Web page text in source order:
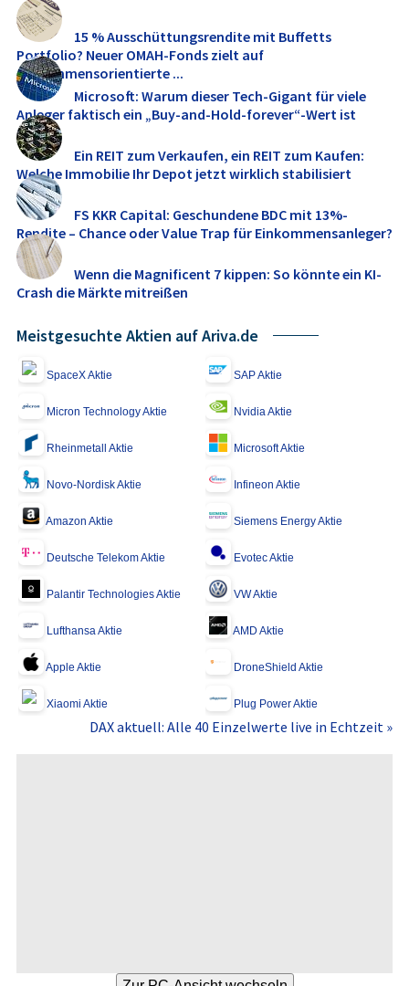
15 % Ausschüttungsrendite mit Buffetts
Portfolio? Neuer OMAH-Fonds zielt auf
einkommensorientierte ...
Microsoft: Warum dieser Tech-Gigant für viele
Anleger faktisch ein „Buy-and-Hold-forever“-Wert ist
Ein REIT zum Verkaufen, ein REIT zum Kaufen:
Welche Immobilie Ihr Depot jetzt wirklich stabilisiert
FS KKR Capital: Geschundene BDC mit 13%-
Rendite – Chance oder Value Trap für Einkommensanleger?
Wenn die Magnificent 7 kippen: So könnte ein KI-
Crash die Märkte mitreißen
Meistgesuchte Aktien auf Ariva.de
SpaceX Aktie SAP Aktie
Micron Technology Aktie Nvidia Aktie
Rheinmetall Aktie Microsoft Aktie
Novo-Nordisk Aktie Infineon Aktie
Amazon Aktie Siemens Energy Aktie
Deutsche Telekom Aktie Evotec Aktie
Palantir Technologies Aktie VW Aktie
Lufthansa Aktie AMD Aktie
Apple Aktie DroneShield Aktie
Xiaomi Aktie Plug Power Aktie
DAX aktuell: Alle 40 Einzelwerte live in Echtzeit »